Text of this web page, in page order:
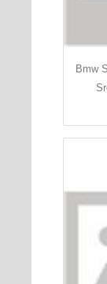
Bmw